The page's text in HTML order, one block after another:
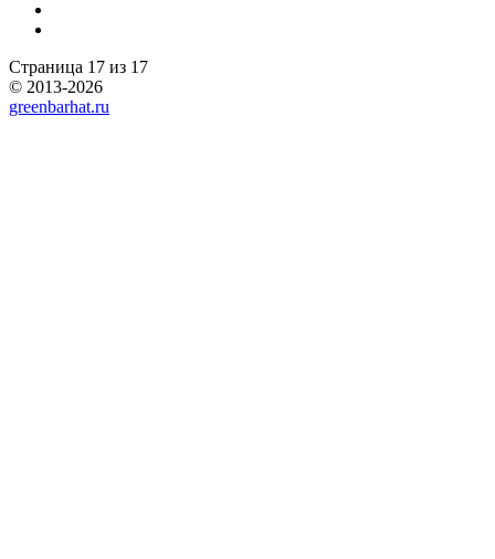
Страница 17 из 17
© 2013-2026
greenbarhat.ru